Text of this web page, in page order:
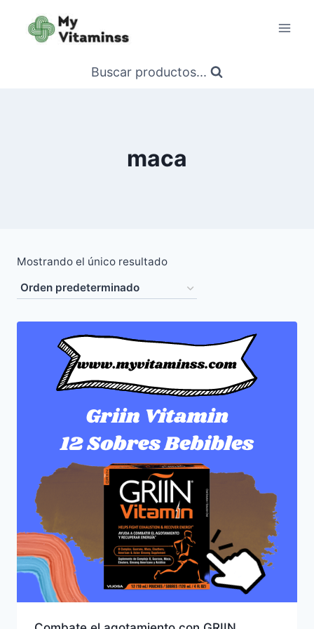
contenido
Buscar productos...
maca
Mostrando el único resultado